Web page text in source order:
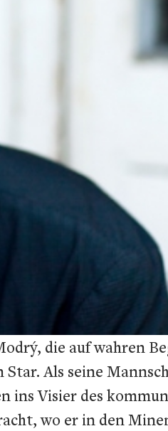
die auf wahren
Als seine
ins Visier des
wo er in den